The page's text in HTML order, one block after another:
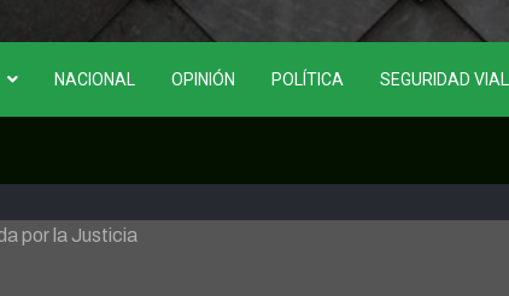
NACIONAL OPINIÓN POLÍTICA SEGURIDAD VIAL